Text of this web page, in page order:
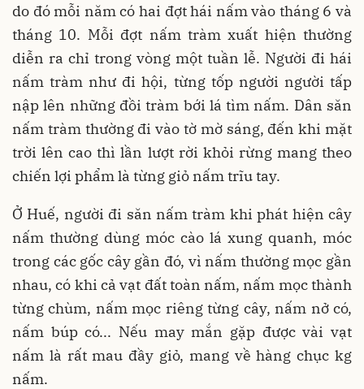
do đó mỗi năm có hai đợt hái nấm vào tháng 6 và
tháng 10. Mỗi đợt nấm tràm xuất hiện thường
diễn ra chỉ trong vòng một tuần lễ. Người đi hái
nấm tràm như đi hội, từng tốp người người tấp
nập lên những đồi tràm bới lá tìm nấm. Dân săn
nấm tràm thường đi vào tờ mờ sáng, đến khi mặt
trời lên cao thì lần lượt rời khỏi rừng mang theo
chiến lợi phẩm là từng giỏ nấm trĩu tay.
Ở Huế, người đi săn nấm tràm khi phát hiện cây
nấm thường dùng móc cào lá xung quanh, móc
trong các gốc cây gần đó, vì nấm thường mọc gần
nhau, có khi cả vạt đất toàn nấm, nấm mọc thành
từng chùm, nấm mọc riêng từng cây, nấm nở có,
nấm búp có... Nếu may mắn gặp được vài vạt
nấm là rất mau đầy giỏ, mang về hàng chục kg
nấm.